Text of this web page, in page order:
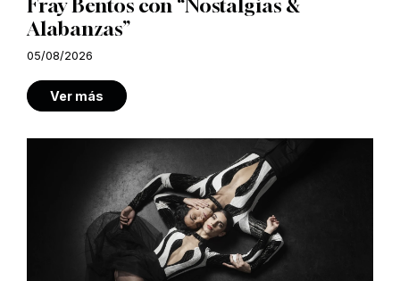
Fray Bentos con “Nostalgias &
Alabanzas”
05/08/2026
Ver más